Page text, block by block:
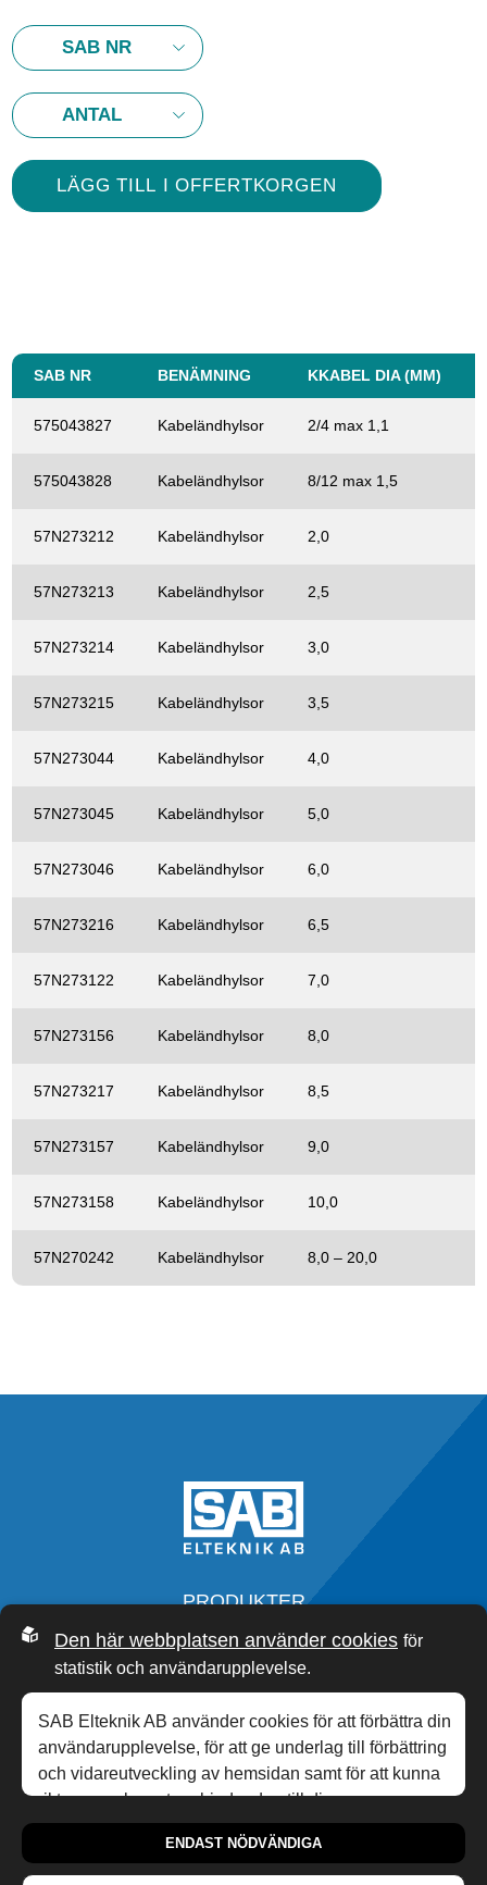
SAB NR BENÄMNING KKABEL DIA (MM)
575043827 Kabeländhylsor 2/4 max 1,1
575043828 Kabeländhylsor 8/12 max 1,5
57N273212 Kabeländhylsor 2,0
57N273213 Kabeländhylsor 2,5
57N273214 Kabeländhylsor 3,0
57N273215 Kabeländhylsor 3,5
57N273044 Kabeländhylsor 4,0
57N273045 Kabeländhylsor 5,0
57N273046 Kabeländhylsor 6,0
57N273216 Kabeländhylsor 6,5
57N273122 Kabeländhylsor 7,0
57N273156 Kabeländhylsor 8,0
57N273217 Kabeländhylsor 8,5
57N273157 Kabeländhylsor 9,0
57N273158 Kabeländhylsor 10,0
57N270242 Kabeländhylsor 8,0 – 20,0
PRODUKTER
SERVICE
OM OSS
SAB ACADEMY
NYHETER
KONTAKT
HONUNGSGATAN 10, 432 48
Den här webbplatsen använder cookies för
statistik och användarupplevelse.
SAB Elteknik AB använder cookies för att förbättra din
användarupplevelse, för att ge underlag till förbättring
och vidareutveckling av hemsidan samt för att kunna
rikta mer relevanta erbjudanden till dig.
Läs gärna vårpersonuppgiftspolicy. Om du
ändra ditt val i efterhand hittar du den möjligheten i
ENDAST NÖDVÄNDIGA